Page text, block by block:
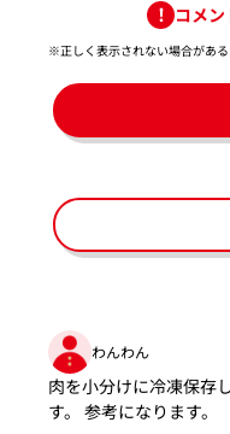
コメン
※正しく表示されない場合があ
わんわん
肉を小分けに冷凍保存
す。 参考になります。